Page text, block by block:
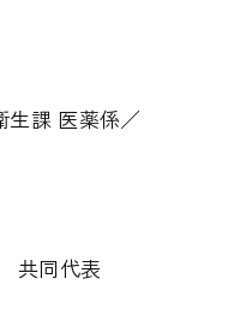
生課 医薬係／
共同代表